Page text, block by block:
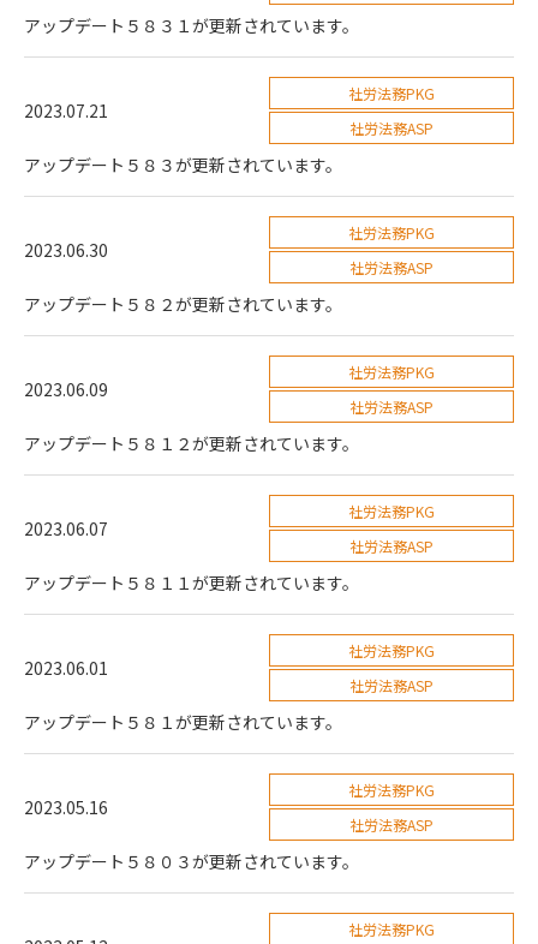
アップデート５８３１が更新されています。
2023.07.21
社労法務PKG
社労法務ASP
アップデート５８３が更新されています。
2023.06.30
社労法務PKG
社労法務ASP
アップデート５８２が更新されています。
2023.06.09
社労法務PKG
社労法務ASP
アップデート５８１２が更新されています。
2023.06.07
社労法務PKG
社労法務ASP
アップデート５８１１が更新されています。
2023.06.01
社労法務PKG
社労法務ASP
アップデート５８１が更新されています。
2023.05.16
社労法務PKG
社労法務ASP
アップデート５８０３が更新されています。
社労法務PKG